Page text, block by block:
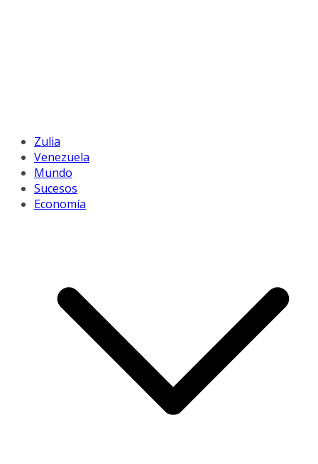
Zulia
Venezuela
Mundo
Sucesos
Economía